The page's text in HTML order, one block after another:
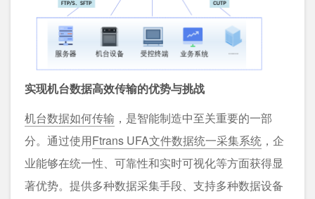
实现机台数据高效传输的优势与挑战
机台数据如何传输 ，是智能制造中至关重要的一部
分。通过使用Ftrans UFA文件数据统一采集系统 ，企
业能够在统一性、可靠性和实时可视化等方面获得显
著优势。提供多种数据采集手段、支持多种数据设备